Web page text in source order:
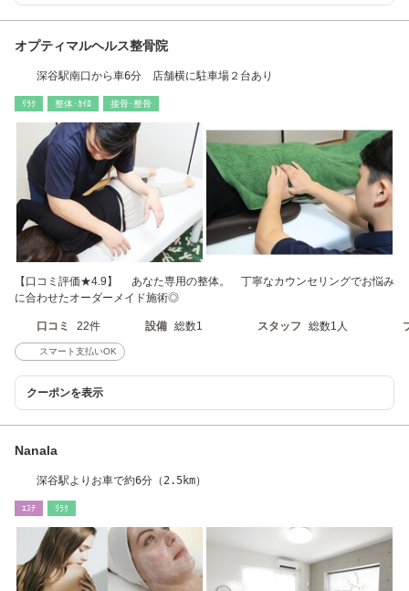
オプティマルヘルス整骨院
深谷駅南口から車6分 店舗横に駐車場２台あり
ﾘﾗｸ 整体･ｶｲﾛ 接骨･整骨
【口コミ評価★4.9】 あなた専用の整体。 丁寧なカウンセリングでお悩み
に合わせたオーダーメイド施術◎
口コミ 22件 設備 総数1 スタッフ 総数1人
スマート支払いOK
クーポンを表示
Nanala
深谷駅よりお車で約6分（2.5km）
ｴｽﾃ ﾘﾗｸ